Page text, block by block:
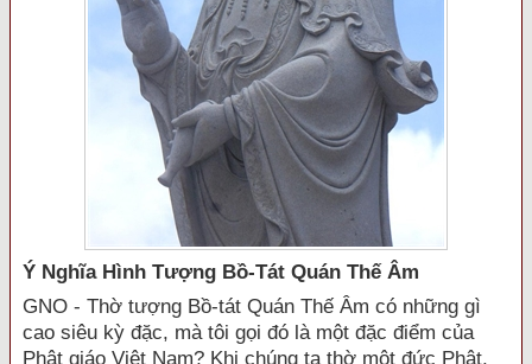
Ý Nghĩa Hình Tượng Bồ-Tát Quán Thế Âm
GNO - Thờ tượng Bồ-tát Quán Thế Âm có những gì
cao siêu kỳ đặc, mà tôi gọi đó là một đặc điểm của
Phật giáo Việt Nam? Khi chúng ta thờ một đức Phật,